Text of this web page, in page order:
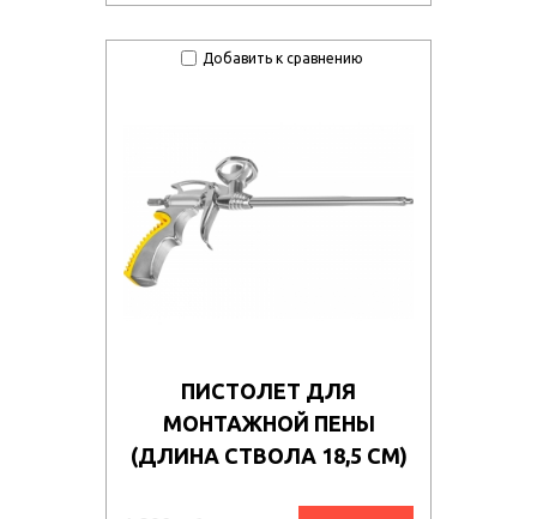
Добавить к сравнению
ПИСТОЛЕТ ДЛЯ
МОНТАЖНОЙ ПЕНЫ
(ДЛИНА СТВОЛА 18,5 СМ)